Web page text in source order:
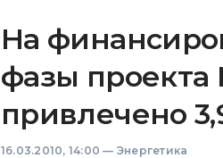
На
фазы проекта
привлечено
16.03.2010, 14:00 — Энергетика